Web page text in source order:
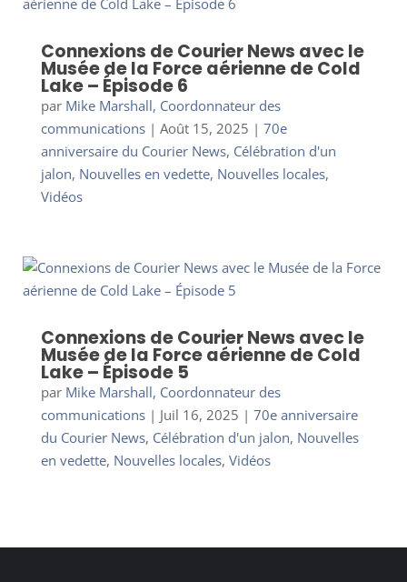
Connexions de Courier News avec le
Musée de la Force aérienne de Cold
Lake – Épisode 6
par Mike Marshall, Coordonnateur des
communications| Août 15, 2025 | 70e
anniversaire du Courier News, Célébration d'un
jalon, Nouvelles en vedette, Nouvelles locales,
Vidéos
Connexions de Courier News avec le
Musée de la Force aérienne de Cold
Lake – Épisode 5
par Mike Marshall, Coordonnateur des
communications| Juil 16, 2025 | 70e anniversaire
du Courier News, Célébration d'un jalon, Nouvelles
en vedette, Nouvelles locales, Vidéos